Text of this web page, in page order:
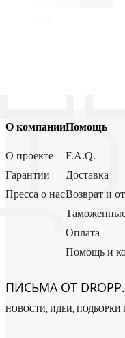
О компании
О проекте
Гарантии
Пресса о нас
Помощь
F.A.Q.
Доставка
Возврат и
Оплата
Помощь и
ПИСЬМА ОТ
НОВОСТИ, ИДЕИ,